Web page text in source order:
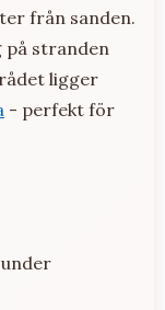
från sanden.
på stranden
ligger
- perfekt för